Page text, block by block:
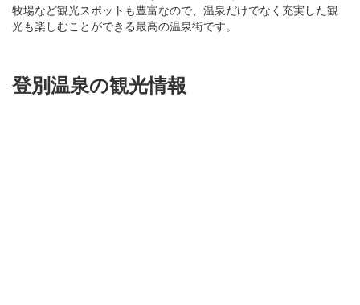
牧場など観光スポットも豊富なので、温泉だけでなく充実した観
光も楽しむことができる最高の温泉街です。
登別温泉の観光情報